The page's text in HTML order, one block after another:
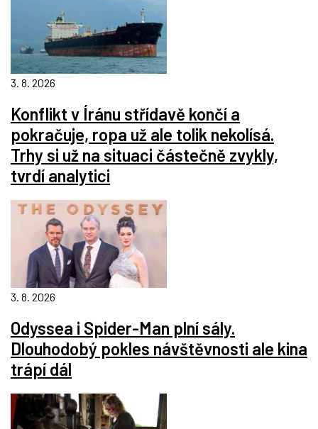
3. 8. 2026
Konflikt v Íránu střídavě končí a
pokračuje, ropa už ale tolik nekolísá.
Trhy si už na situaci částečně zvykly,
tvrdí analytici
3. 8. 2026
Odyssea i Spider-Man plní sály.
Dlouhodobý pokles návštěvnosti ale kina
trápí dál